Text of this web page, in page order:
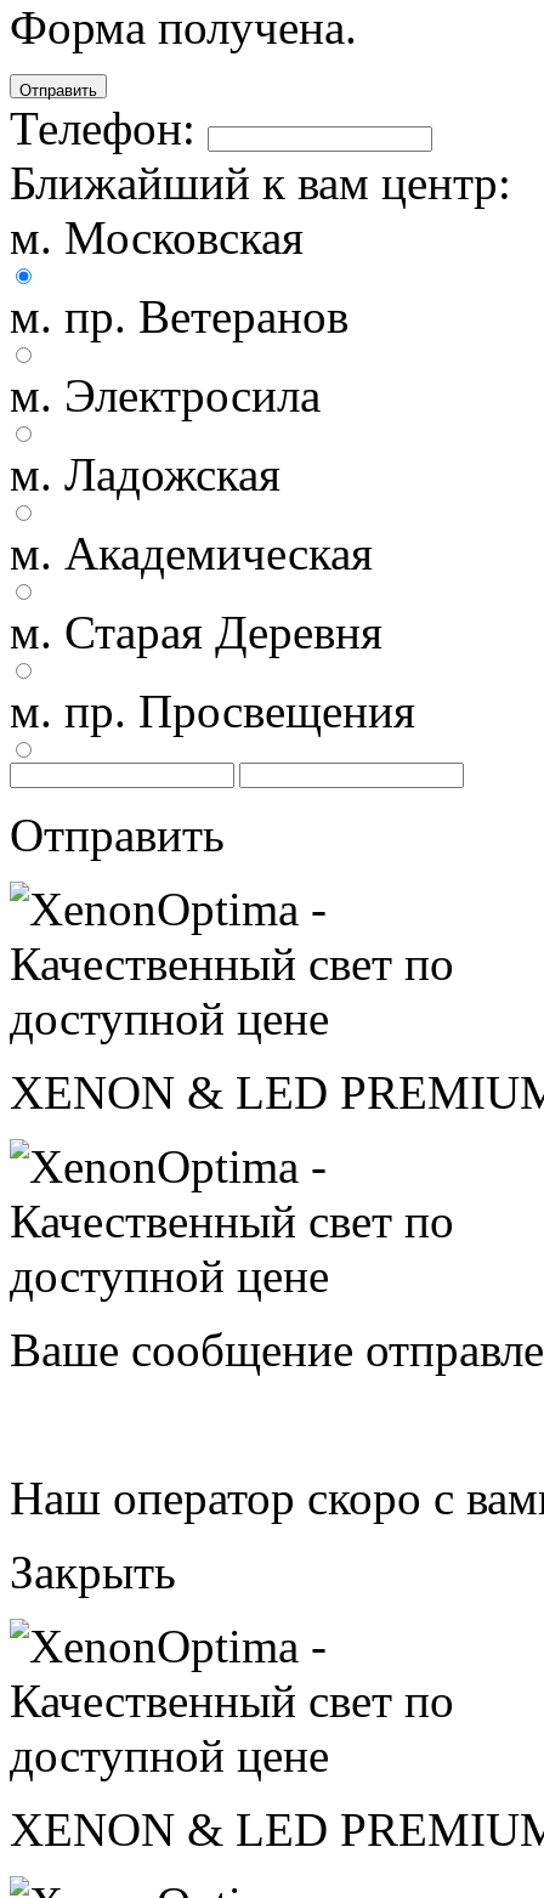
Форма получена.
Отправить
Телефон:
Ближайший к вам центр:
м. Московская
м. пр. Ветеранов
м. Электросила
м. Ладожская
м. Академическая
м. Старая Деревня
м. пр. Просвещения
Отправить
XENON & LED
Ваше сообщение
Наш оператор скоро с
Закрыть
XENON & LED